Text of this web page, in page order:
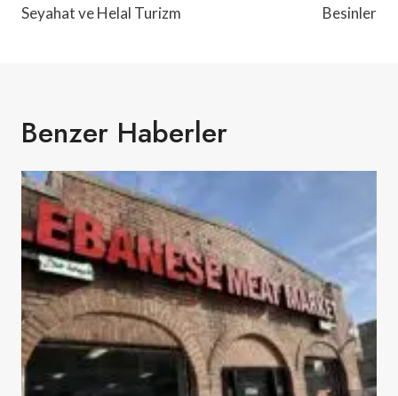
Seyahat ve Helal Turizm
Besinler
Benzer Haberler